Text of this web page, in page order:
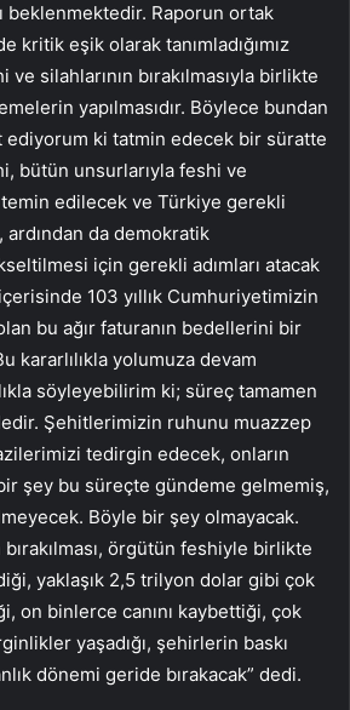
beklenmektedir. Raporun ortak
kritik eşik olarak tanımladığımız
silahlarının bırakılmasıyla birlikte
yapılmasıdır. Böylece bundan
ki tatmin edecek bir süratte
bütün unsurlarıyla feshi ve
temin edilecek ve Türkiye gerekli
da demokratik
için gerekli adımları atacak
103 yıllık Cumhuriyetimizin
bu ağır faturanın bedellerini bir
kararlılıkla yolumuza devam
söyleyebilirim ki; süreç tamamen
Şehitlerimizin ruhunu muazzep
tedirgin edecek, onların
şey bu süreçte gündeme gelmemiş,
Böyle bir şey olmayacak.
bırakılması, örgütün feshiyle birlikte
yaklaşık 2,5 trilyon dolar gibi çok
on binlerce canını kaybettiği, çok
yaşadığı, şehirlerin baskı
dönemi geride bırakacak” dedi.